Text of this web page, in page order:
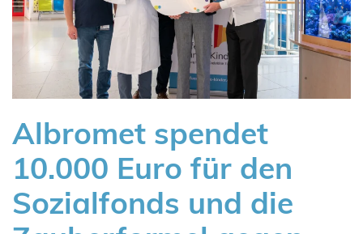
Albromet spendet
10.000 Euro für den
Sozialfonds und die